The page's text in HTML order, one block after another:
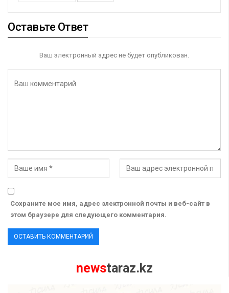
Оставьте Ответ
Ваш электронный адрес не будет опубликован.
Сохраните мое имя, адрес электронной почты и веб-сайт в
этом браузере для следующего комментария.
newstaraz.kz